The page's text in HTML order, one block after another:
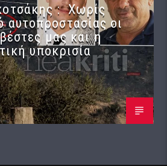
: Χωρίς
αυτοπροστασίας οι
μας και η
υποκρισία